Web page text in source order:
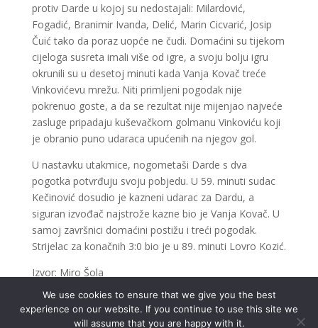
protiv Darde u kojoj su nedostajali: Milardović,
Fogadić, Branimir Ivanda, Delić, Marin Cicvarić, Josip
Čuić tako da poraz uopće ne čudi. Domaćini su tijekom
cijeloga susreta imali više od igre, a svoju bolju igru
okrunili su u desetoj minuti kada Vanja Kovač treće
Vinkovićevu mrežu. Niti primljeni pogodak nije
pokrenuo goste, a da se rezultat nije mijenjao najveće
zasluge pripadaju kuševačkom golmanu Vinkoviću koji
je obranio puno udaraca upućenih na njegov gol.
U nastavku utakmice, nogometaši Darde s dva
pogotka potvrđuju svoju pobjedu. U 59. minuti sudac
Kečinović dosudio je kazneni udarac za Dardu, a
siguran izvođač najstrože kazne bio je Vanja Kovač. U
samoj završnici domaćini postižu i treći pogodak.
Strijelac za konačnih 3:0 bio je u 89. minuti Lovro Kozić.
Izvor: Miro Šola
We use cookies to ensure that we give you the best
experience on our website. If you continue to use this site we
will assume that you are happy with it.